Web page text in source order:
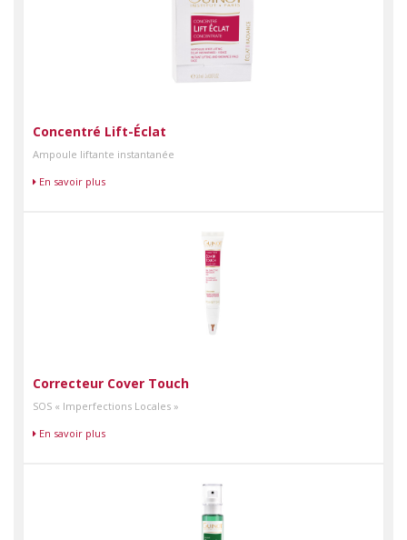
Concentré Lift-Éclat
Ampoule liftante instantanée
En savoir plus
Correcteur Cover Touch
SOS « Imperfections Locales »
En savoir plus